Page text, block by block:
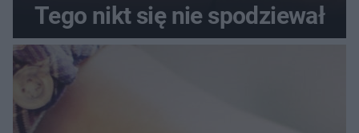
Tego nikt się nie spodziewał